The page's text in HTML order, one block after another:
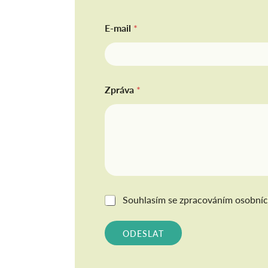
E-mail *
Zpráva *
G
D
P
R
*
Souhlasím sezpracováním
ODESLAT